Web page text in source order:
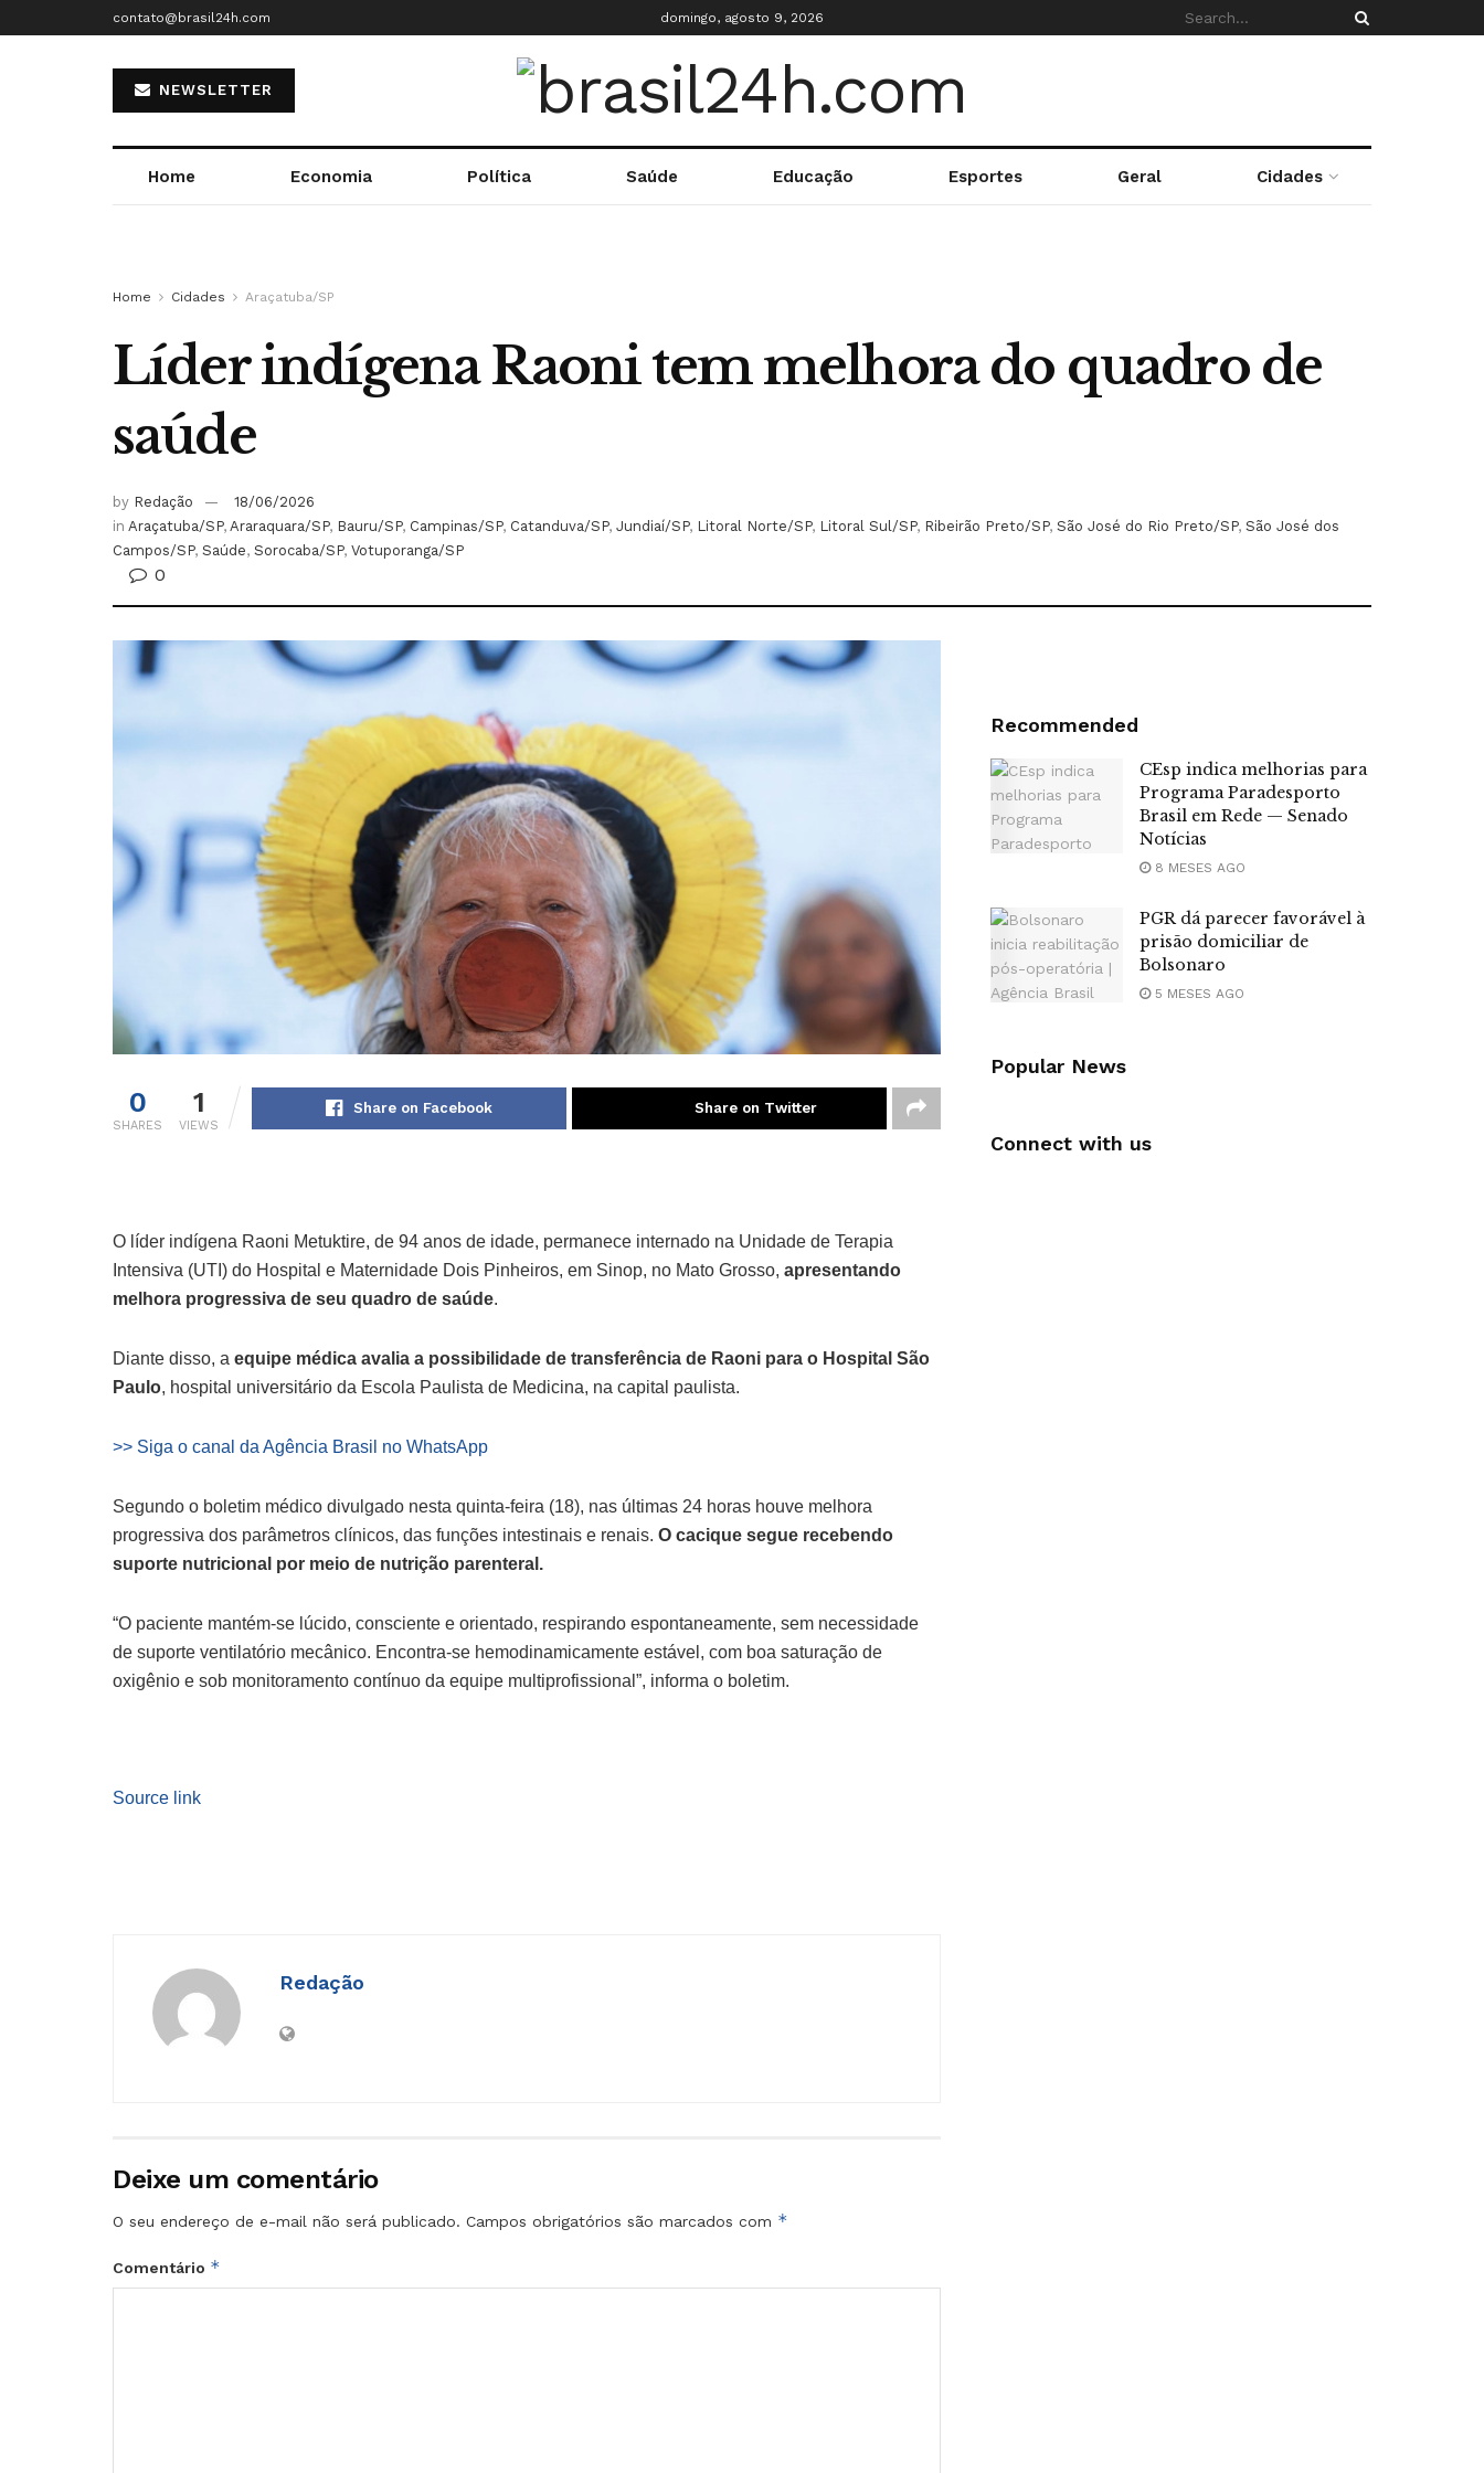
contato@brasil24h.com domingo, agosto 9, 2026
NEWSLETTER
Home Economia Política Saúde Educação Esportes Geral Cidades
Home Cidades Araçatuba/SP
Líder indígena Raoni tem melhora do quadro de
saúde
by Redação
18/06/2026
in Araçatuba/SP, Araraquara/SP, Bauru/SP, Campinas/SP, Catanduva/SP, Jundiaí/SP, Litoral Norte/SP, Litoral Sul/SP, Ribeirão Preto/SP, São José do Rio Preto/SP, São José dos
Campos/SP, Saúde, Sorocaba/SP, Votuporanga/SP
0
0
SHARES
1
VIEWS
Share on Facebook Share on Twitter
O líder indígena Raoni Metuktire, de 94 anos de idade, permanece internado na Unidade de Terapia
Intensiva (UTI) do Hospital e Maternidade Dois Pinheiros, em Sinop, no Mato Grosso, apresentando
melhora progressiva de seu quadro de saúde.
Diante disso, a equipe médica avalia a possibilidade de transferência de Raoni para o Hospital São
Paulo, hospital universitário da Escola Paulista de Medicina, na capital paulista.
>> Siga o canal da Agência Brasil no WhatsApp
Segundo o boletim médico divulgado nesta quinta-feira (18), nas últimas 24 horas houve melhora
progressiva dos parâmetros clínicos, das funções intestinais e renais. O cacique segue recebendo
suporte nutricional por meio de nutrição parenteral.
“O paciente mantém-se lúcido, consciente e orientado, respirando espontaneamente, sem necessidade
de suporte ventilatório mecânico. Encontra-se hemodinamicamente estável, com boa saturação de
oxigênio e sob monitoramento contínuo da equipe multiprofissional”, informa o boletim.
Source link
Redação
Deixe um comentário
O seu endereço de e-mail não será publicado. Campos obrigatórios são marcados com *
Comentário *
Recommended
CEsp indica melhorias para
Programa Paradesporto
Brasil em Rede — Senado
Notícias
8 MESES AGO
PGR dá parecer favorável à
prisão domiciliar de
Bolsonaro
5 MESES AGO
Popular News
Connect with us